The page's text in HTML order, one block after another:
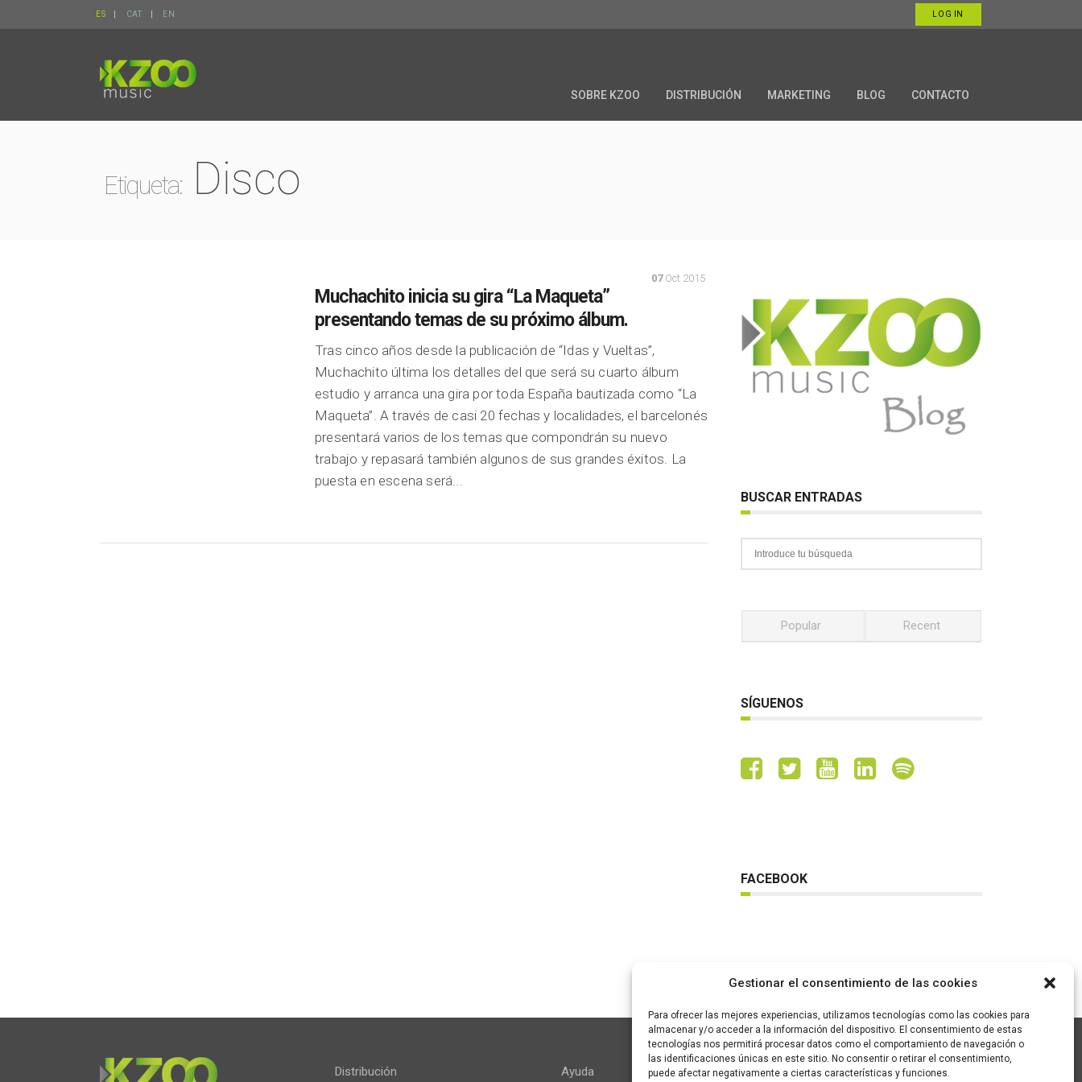
Gestionar el consentimiento de las cookies
Para ofrecer las mejores experiencias, utilizamos tecnologías como las cookies para
almacenar y/o acceder a la información del dispositivo. El consentimiento de estas
tecnologías nos permitirá procesar datos como el comportamiento de navegación o
las identificaciones únicas en este sitio. No consentir o retirar el consentimiento,
puede afectar negativamente a ciertas características y funciones.
ES CAT EN LOG IN
SOBRE KZOO DISTRIBUCIÓN MARKETING BLOG CONTACTO
Etiqueta: Disco
07 Oct 2015
Muchachito inicia su gira “La Maqueta”
presentando temas de su próximo álbum.
Tras cinco años desde la publicación de “Idas y Vueltas”,
Muchachito última los detalles del que será su cuarto álbum
estudio y arranca una gira por toda España bautizada como “La
Maqueta”. A través de casi 20 fechas y localidades, el barcelonés
presentará varios de los temas que compondrán su nuevo
trabajo y repasará también algunos de sus grandes éxitos. La
puesta en escena será...
BUSCAR ENTRADAS
Popular Recent
SÍGUENOS
FACEBOOK
Distribución Ayuda C/ Pallars 65, 2º 4ª